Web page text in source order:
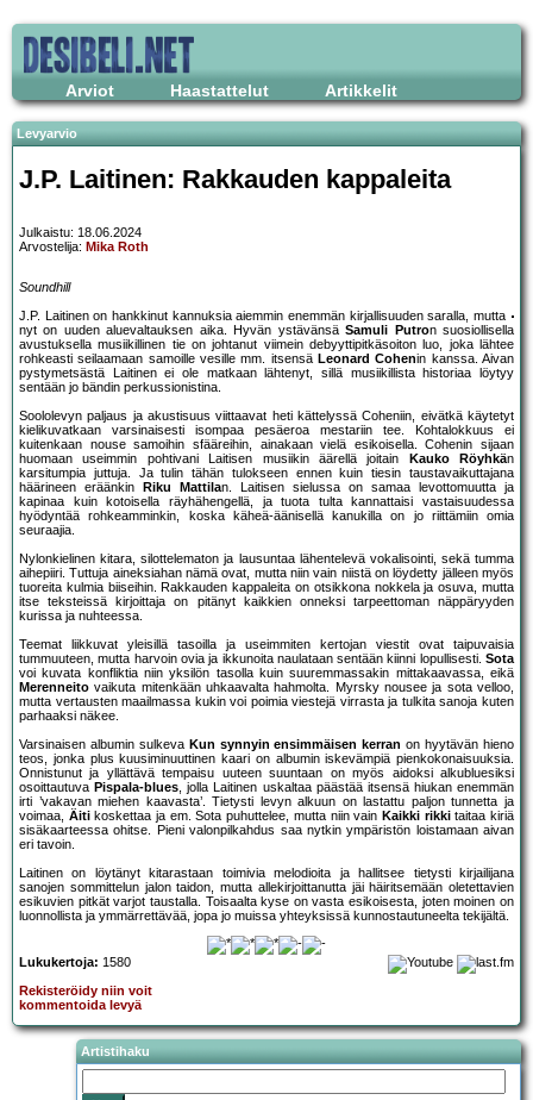
Arviot Haastattelut Artikkelit
Levyarvio
J.P. Laitinen: Rakkauden kappaleita
Julkaistu: 18.06.2024
Arvostelija: Mika Roth
Soundhill
J.P. Laitinen on hankkinut kannuksia aiemmin enemmän kirjallisuuden saralla, mutta
nyt on uuden aluevaltauksen aika. Hyvän ystävänsäSamuli Putron suosiollisella
avustuksella musiikillinen tie on johtanut viimein debyyttipitkäsoiton luo, joka lähtee
rohkeasti seilaamaan samoille vesille mm. itsensä Leonard Cohenin kanssa. Aivan
pystymetsästä Laitinen ei ole matkaan lähtenyt, sillä musiikillista historiaa löytyy
sentään jo bändin perkussionistina.
Soololevyn paljaus ja akustisuus viittaavat heti kättelyssä Coheniin, eivätkä käytetyt
kielikuvatkaan varsinaisesti isompaa pesäeroa mestariin tee. Kohtalokkuus ei
kuitenkaan nouse samoihin sfääreihin, ainakaan vielä esikoisella. Cohenin sijaan
huomaan useimmin pohtivani Laitisen musiikin äärellä joitain
Kauko Röyhkän
karsitumpia juttuja. Ja tulin tähän tulokseen ennen kuin tiesin taustavaikuttajana
häärineen eräänkin
Riku Mattilan. Laitisen sielussa on samaa levottomuutta ja
kapinaa kuin kotoisella räyhähengellä, ja tuota tulta kannattaisi vastaisuudessa
hyödyntää rohkeamminkin, koska käheä-äänisellä kanukilla on jo riittämiin omia
seuraajia.
Nylonkielinen kitara, silottelematon ja lausuntaa lähentelevä vokalisointi, sekä tumma
aihepiiri. Tuttuja aineksiahan nämä ovat, mutta niin vain niistä on löydetty jälleen myös
tuoreita kulmia biiseihin. Rakkauden kappaleita on otsikkona nokkela ja osuva, mutta
itse teksteissä kirjoittaja on pitänyt kaikkien onneksi tarpeettoman näppäryyden
kurissa ja nuhteessa.
Teemat liikkuvat yleisillä tasoilla ja useimmiten kertojan viestit ovat taipuvaisia
tummuuteen, mutta harvoin ovia ja ikkunoita naulataan sentään kiinni lopullisesti. Sota
voi kuvata konfliktia niin yksilön tasolla kuin suuremmassakin mittakaavassa, eikä
Merenneito vaikuta mitenkään uhkaavalta hahmolta. Myrsky nousee ja sota velloo,
mutta vertausten maailmassa kukin voi poimia viestejä virrasta ja tulkita sanoja kuten
parhaaksi näkee.
Varsinaisen albumin sulkeva Kun synnyin ensimmäisen kerran on hyytävän hieno
teos, jonka plus kuusiminuuttinen kaari on albumin iskevämpiä pienkokonaisuuksia.
Onnistunut ja yllättävä tempaisu uuteen suuntaan on myös aidoksi alkubluesiksi
osoittautuva Pispala-blues, jolla Laitinen uskaltaa päästää itsensä hiukan enemmän
irti ’vakavan miehen kaavasta’. Tietysti levyn alkuun on lastattu paljon tunnetta ja
voimaa, Äitikoskettaa ja em. Sota puhuttelee, mutta niin vain Kaikki rikkitaitaa kiriä
sisäkaarteessa ohitse. Pieni valonpilkahdus saa nytkin ympäristön loistamaan aivan
eri tavoin.
Laitinen on löytänyt kitarastaan toimivia melodioita ja hallitsee tietysti kirjailijana
sanojen sommittelun jalon taidon, mutta allekirjoittanutta jäi häiritsemään oletettavien
esikuvien pitkät varjot taustalla. Toisaalta kyse on vasta esikoisesta, joten moinen on
luonnollista ja ymmärrettävää, jopa jo muissa yhteyksissä kunnostautuneelta tekijältä.
Lukukertoja: 1580
Rekisteröidy niin voit
kommentoida levyä
Artistihaku